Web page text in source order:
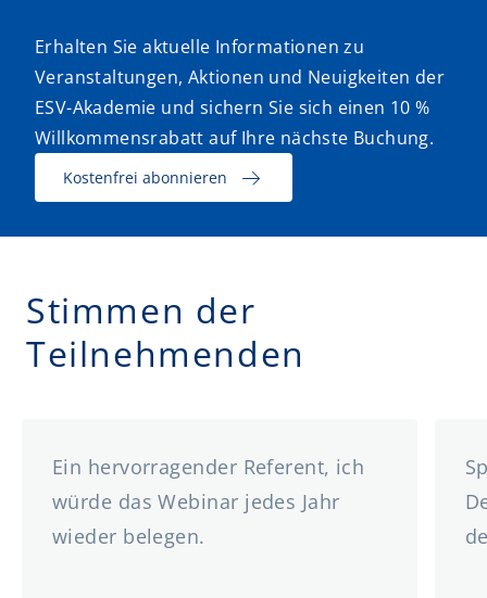
Erhalten Sie aktuelle Informationen zu
Veranstaltungen, Aktionen und Neuigkeiten der
ESV-Akademie und sichern Sie sich einen 10 %
Willkommensrabatt auf Ihre nächste Buchung.
Kostenfrei abonnieren
Stimmen der
Teilnehmenden
Ein hervorragender Referent, ich
würde das Webinar jedes Jahr
wieder belegen.